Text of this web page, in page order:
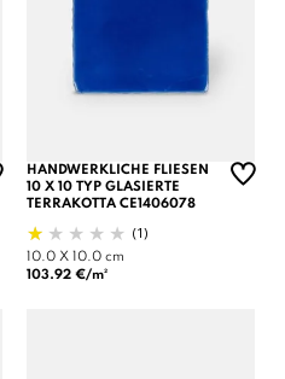
HANDWERKLICHE FLIESEN
10 X 10 TYP GLASIERTE
TERRAKOTTA CE1406078
(1)
10.0 X 10.0 cm
103.92 €/m²